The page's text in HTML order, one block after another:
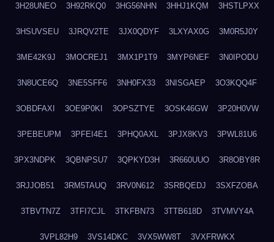
3H28UNEO 3H92RKQ0 3HG56NHN 3HHJ1KQM 3HSTLPXX
3HSUVSEU 3JRQV2TE 3JX0QDYF 3LXYAX0G 3M0R5J0Y
3ME42K9J 3MOCREJ1 3MX1P1T9 3MYP6NEF 3N0IPODU
3N8UCE6Q 3NE5SFF6 3NH0FX33 3NISGAEP 3O3KQQ4F
3OBDFAXI 3OE9P0KI 3OPSZTYE 3OSK46GW 3P20H0VW
3PEBEUPM 3PFEI4E1 3PHQ0AXL 3PJX8KV3 3PWL81U6
3PX3NDPK 3QBNPSU7 3QPKYD3H 3R660UUO 3R8OBY8R
3RJJOB51 3RM5TAUQ 3RV0N612 3SRBQEDJ 3SXFZOBA
3TBVTN7Z 3TFI7CJL 3TKFBN73 3TTB618D 3TVMVY4A
3VPL82H9 3VS14DKC 3VX5WW8T 3VXFRWKX